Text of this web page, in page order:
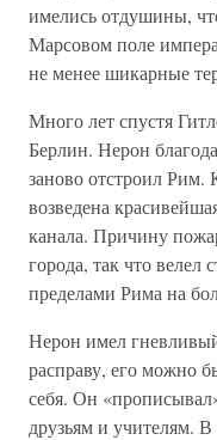
имелись отдушины,
Марсовом поле
не менее шикарные
Много лет спустя
Берлин. Нерон
заново отстроил Рим.
возведена
канала. Причину
города, так что велел
пределами Рима на
Нерон имел
расправу, его можно
себя. Он
друзьям и учителям. В